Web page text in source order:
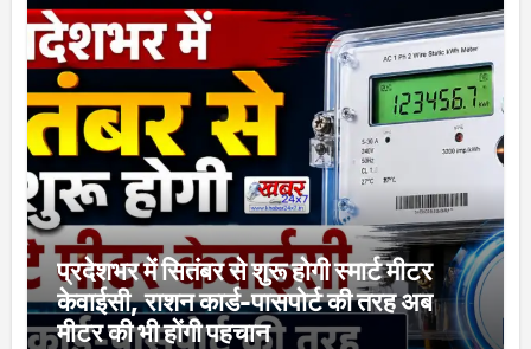
प्रदेशभर में सितंबर से शुरू होगी स्मार्ट मीटर
केवाईसी, राशन कार्ड-पासपोर्ट की तरह अब
मीटर की भी होंगी पहचान